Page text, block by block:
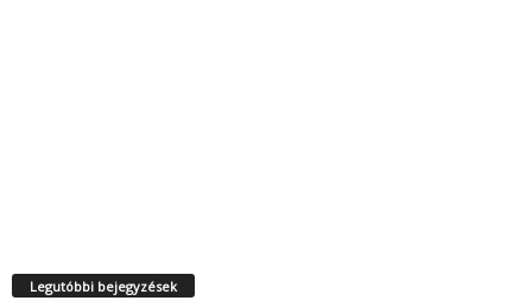
Legutóbbi bejegyzések